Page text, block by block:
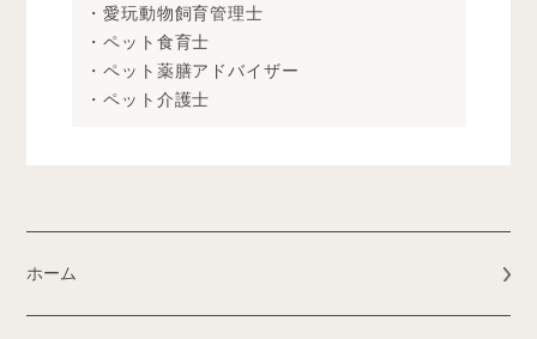
・愛玩動物飼育管理士
・ペット食育士
・ペット薬膳アドバイザー
・ペット介護士
ホーム